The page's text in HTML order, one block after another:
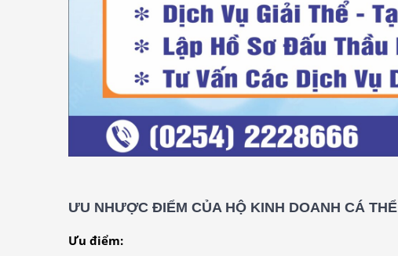
ƯU NHƯỢC ĐIỂM CỦA HỘ KINH DOANH CÁ THỂ
Ưu điểm: